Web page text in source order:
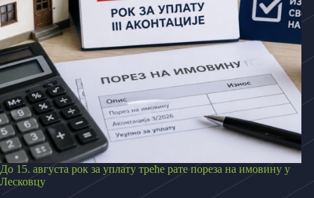
До 15. августа рок за уплату треће рате пореза на имовину у
Лесковцу